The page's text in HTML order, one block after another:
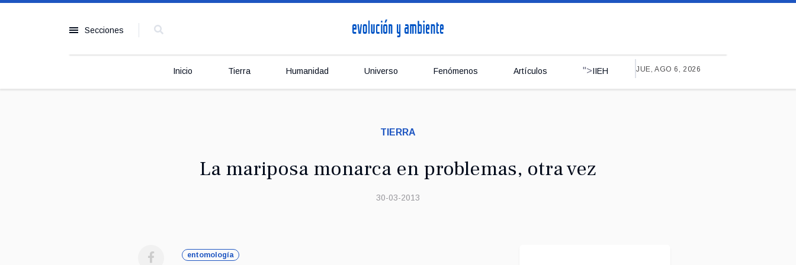
Secciones
Inicio Tierra Humanidad Universo Fenómenos Artículos ">IIEH JUE, AGO 6, 2026
TIERRA
La mariposa monarca en problemas, otra vez
30-03-2013
entomología